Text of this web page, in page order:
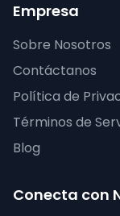
Empresa
Sobre Nosotros
Contáctanos
Política de
Términos de
Blog
Conecta con